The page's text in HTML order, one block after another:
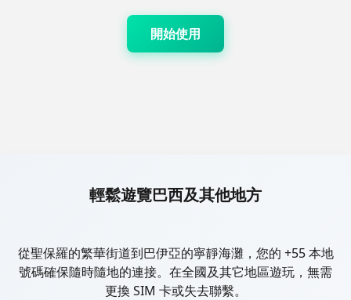
開始使用
輕鬆遊覽巴西及其他地方
從聖保羅的繁華街道到巴伊亞的寧靜海灘，您的 +55 本地
號碼確保隨時隨地的連接。在全國及其它地區遊玩，無需
更換 SIM 卡或失去聯繫。